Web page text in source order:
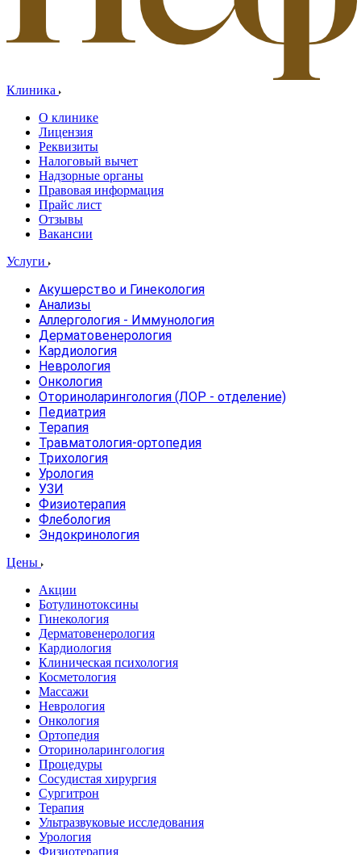
Клиника
О клинике
Лицензия
Реквизиты
Налоговый вычет
Надзорные органы
Правовая информация
Прайс лист
Отзывы
Вакансии
Услуги
Акушерство и Гинекология
Анализы
Аллергология - Иммунология
Дерматовенерология
Кардиология
Неврология
Онкология
Оториноларингология (ЛОР - отделение)
Педиатрия
Терапия
Травматология-ортопедия
Трихология
Урология
УЗИ
Физиотерапия
Флебология
Эндокринология
Цены
Акции
Ботулинотоксины
Гинекология
Дерматовенерология
Кардиология
Клиническая психология
Косметология
Массажи
Неврология
Онкология
Ортопедия
Оториноларингология
Процедуры
Сосудистая хирургия
Сургитрон
Терапия
Ультразвуковые исследования
Урология
Физиотерапия